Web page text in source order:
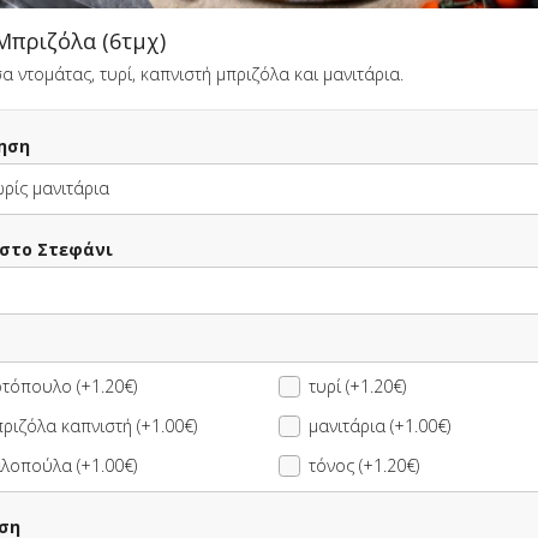
Αυτή τη στιγμή το κατάστημα δεν εξυπηρετεί παραγγελίες.
7.00 €
(6τμχ)
ντομάτας, τυρί, καπνιστή μπριζόλα και μανιτάρια.
μανιτάρια
Στεφάνι
(+1.20€)
καπνιστή (+1.00€)
(+1.00€)
τυρί (+1.20€)
μανιτάρια (+1.00€)
τόνος (+1.20€)